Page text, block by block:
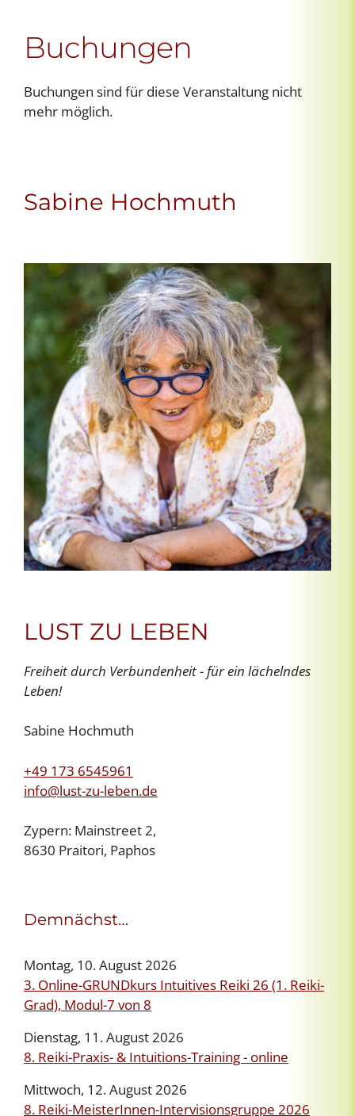
Buchungen
Buchungen sind für diese Veranstaltung nicht
mehr möglich.
Sabine Hochmuth
LUST ZU LEBEN
Freiheit durch Verbundenheit - für ein lächelndes
Leben!
Sabine Hochmuth
+49 173 6545961
info@lust-zu-leben.de
Zypern: Mainstreet 2,
8630 Praitori, Paphos
Demnächst…
Montag, 10. August 2026
3. Online-GRUNDkurs Intuitives Reiki 26 (1. Reiki-
Grad), Modul-7 von 8
Dienstag, 11. August 2026
8. Reiki-Praxis- & Intuitions-Training - online
Mittwoch, 12. August 2026
8. Reiki-MeisterInnen-Intervisionsgruppe 2026